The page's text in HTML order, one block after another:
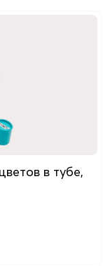
в тубе,